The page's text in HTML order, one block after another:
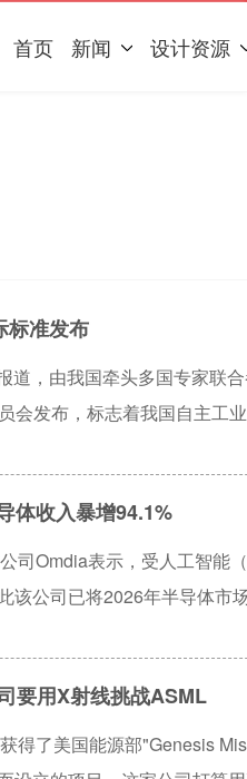
首页 新闻 设计资源
标准发布
道，由我国牵头多国专家联
会发布，标志着我国自主工
体收入暴增94.1%
司Omdia表示，受人工智能
该公司已将2026年半导体市
市场总收入的50%以上。目
先进封装以及先进制程产能
要用X射线挑战ASML
得了美国能源部"Genesis